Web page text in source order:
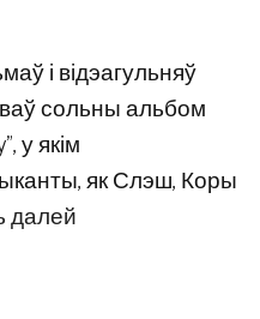
і відэагульняў
сольны альбом
у якім
як Слэш, Коры
далей